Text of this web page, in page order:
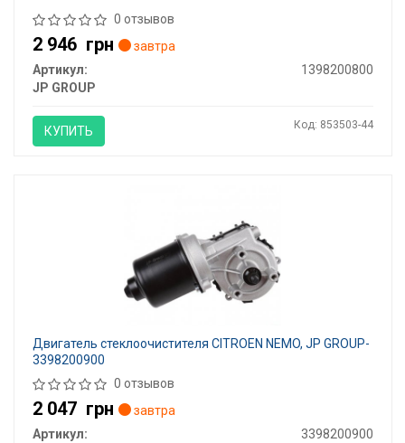
0 отзывов
2 946 грн
завтра
Артикул:
1398200800
JP GROUP
КУПИТЬ Код: 853503-44
Двигатель стеклоочистителя CITROEN NEMO, JP GROUP-
3398200900
0 отзывов
2 047 грн
завтра
Артикул:
3398200900